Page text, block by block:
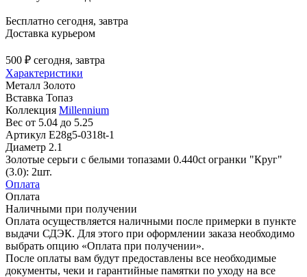
Бесплатно сегодня, завтра
Доставка курьером
500 ₽ сегодня, завтра
Характеристики
Металл Золото
Вставка Топаз
Коллекция Millennium
Вес от 5.04 до 5.25
Артикул E28g5-0318t-1
Диаметр 2.1
Золотые серьги с белыми топазами 0.440ct огранки "Круг"
(3.0): 2шт.
Оплата
Оплата
Наличными при получении
Оплата осуществляется наличными после примерки в пункте
выдачи СДЭК. Для этого при оформлении заказа необходимо
выбрать опцию «Оплата при получении».
После оплаты вам будут предоставлены все необходимые
документы, чеки и гарантийные памятки по уходу на все